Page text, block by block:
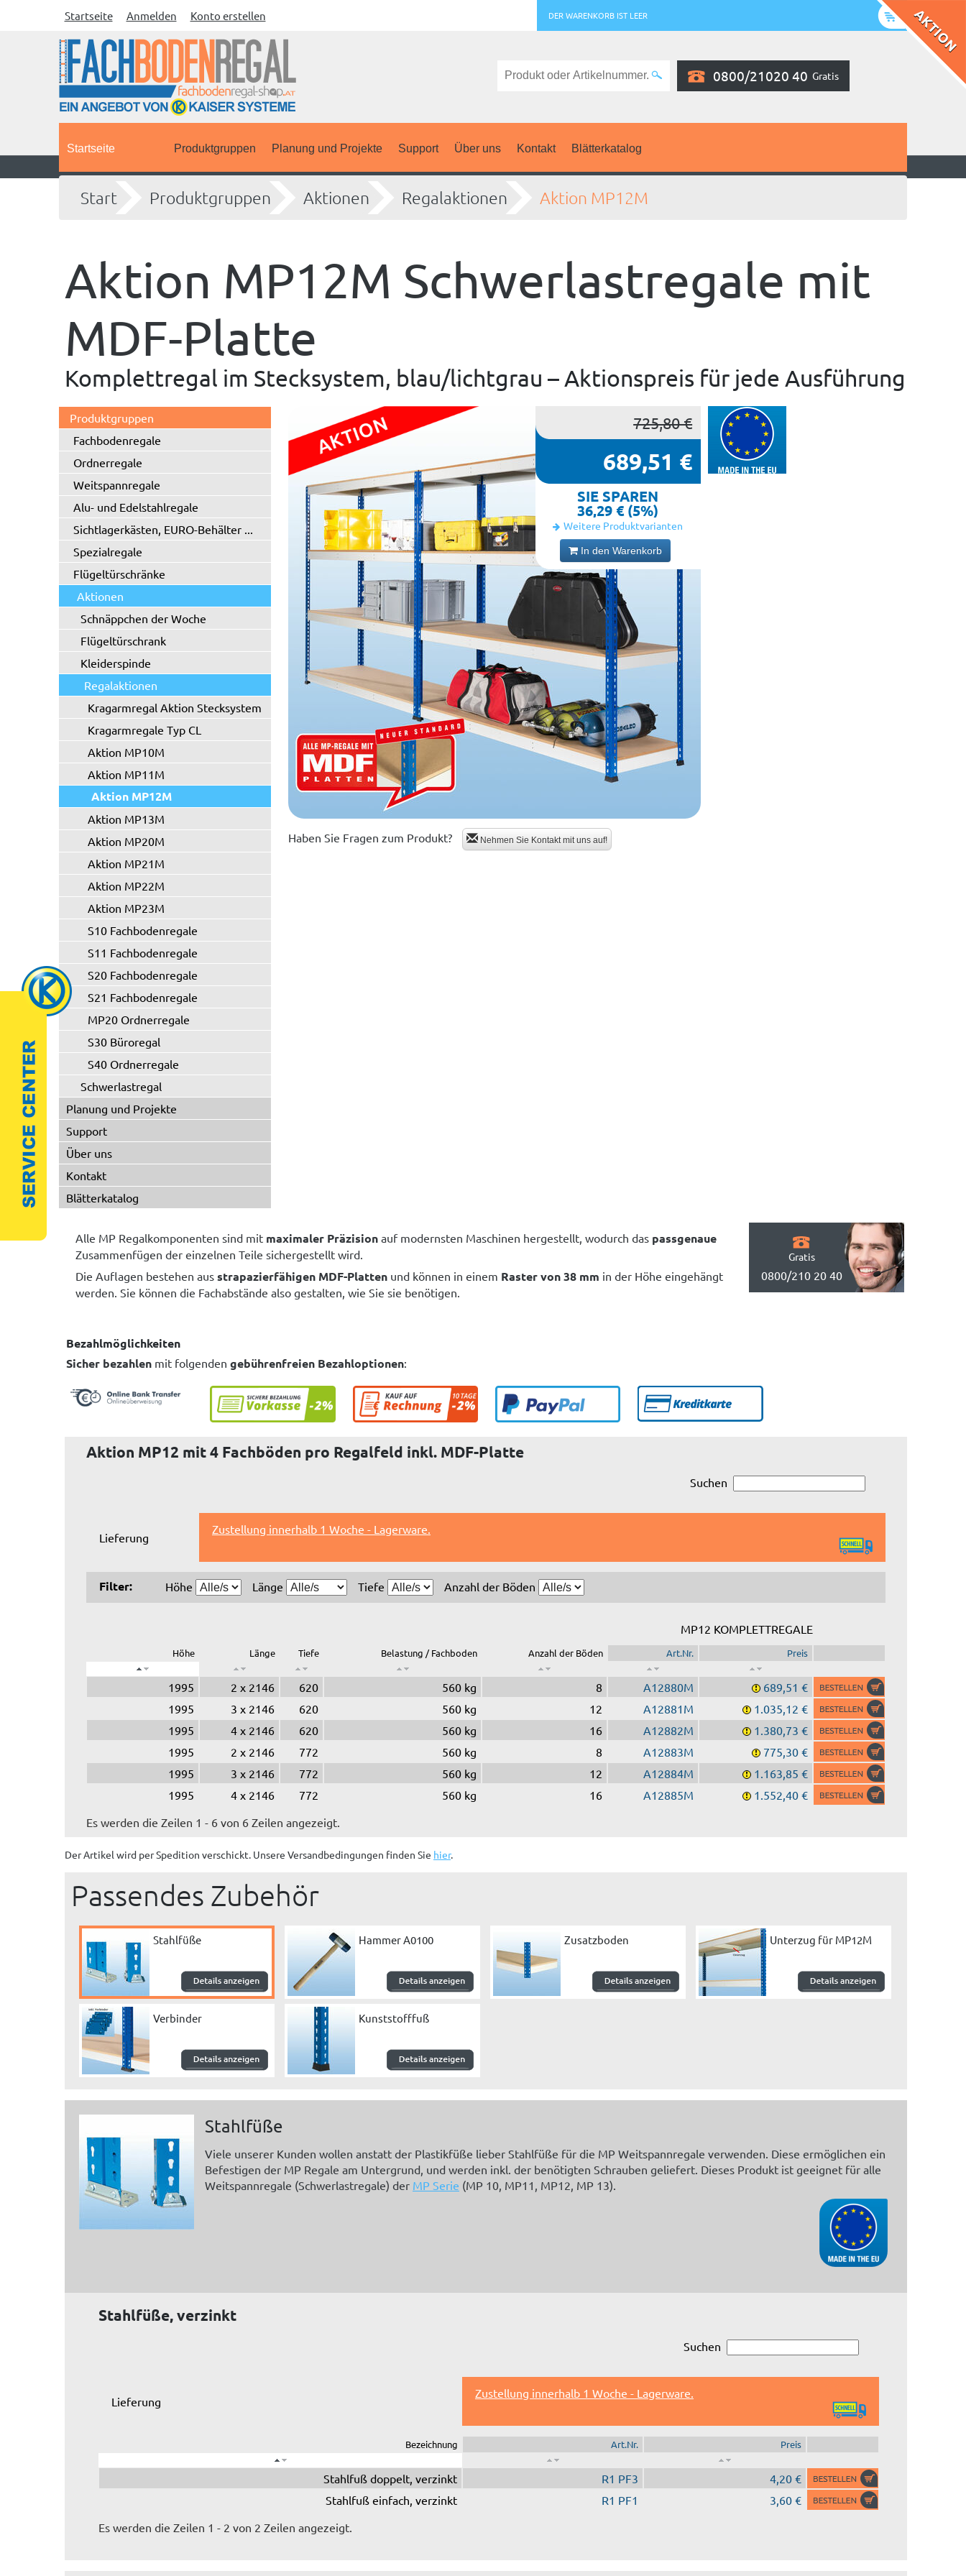
Startseite Anmelden Konto erstellen DER WARENKORB IST LEER
0800/21020 40 Gratis
Startseite Produktgruppen Planung und Projekte Support Über uns Kontakt Blätterkatalog
Start Produktgruppen Aktionen Regalaktionen Aktion MP12M
Aktion MP12M Schwerlastregale mit
MDF-Platte
Komplettregal im Stecksystem, blau/lichtgrau – Aktionspreis für jede Ausführung
Produktgruppen
Fachbodenregale
Ordnerregale
Weitspannregale
Alu- und Edelstahlregale
Sichtlagerkästen, EURO-Behälter ...
Spezialregale
Flügeltürschränke
Aktionen
Schnäppchen der Woche
Flügeltürschrank
Kleiderspinde
Regalaktionen
Kragarmregal Aktion Stecksystem
Kragarmregale Typ CL
Aktion MP10M
Aktion MP11M
Aktion MP12M
Aktion MP13M
Aktion MP20M
Aktion MP21M
Aktion MP22M
Aktion MP23M
S10 Fachbodenregale
S11 Fachbodenregale
S20 Fachbodenregale
S21 Fachbodenregale
MP20 Ordnerregale
S30 Büroregal
S40 Ordnerregale
Schwerlastregal
Planung und Projekte
Support
Über uns
Kontakt
Blätterkatalog
725,80 €
689,51 €
SIE SPAREN
36,29 € (5%)
Weitere Produktvarianten
In den Warenkorb
Haben Sie Fragen zum Produkt? Nehmen Sie Kontakt mit uns auf!
Alle MP Regalkomponenten sind mit maximaler Präzision auf modernsten Maschinen hergestellt, wodurch das passgenaue
Zusammenfügen der einzelnen Teile sichergestellt wird.
Die Auflagen bestehen aus strapazierfähigen MDF-Platten und können in einem Raster von 38 mm in der Höhe eingehängt
werden. Sie können die Fachabstände also gestalten, wie Sie sie benötigen.
Gratis
0800/210 20 40
Bezahlmöglichkeiten
Sicher bezahlen mit folgenden gebührenfreien Bezahloptionen:
Aktion MP12 mit 4 Fachböden pro Regalfeld inkl. MDF-Platte
Suchen
Lieferung
Zustellung innerhalb 1 Woche - Lagerware.
Filter: Höhe Länge Tiefe Anzahl der Böden
MP12 KOMPLETTREGALE
Höhe Länge Tiefe Belastung / Fachboden Anzahl der Böden Art.Nr. Preis
1995 2 x 2146 620 560 kg 8 A12880M
689,51 €
1995
3 x 2146 620 560 kg 12 A12881M
1.035,12 €
1995
4 x 2146 620 560 kg 16 A12882M
1.380,73 €
1995
2 x 2146 772 560 kg 8 A12883M
775,30 €
1995
3 x 2146 772 560 kg 12 A12884M
1.163,85 €
1995
4 x 2146 772 560 kg 16 A12885M
1.552,40 €
Es werden die Zeilen 1 - 6 von 6 Zeilen angezeigt.
Der Artikel wird per Spedition verschickt. Unsere Versandbedingungen finden Sie hier.
Passendes Zubehör
Stahlfüße Hammer A0100 Zusatzboden Unterzug für MP12M
Verbinder Kunststofffuß
Stahlfüße
Viele unserer Kunden wollen anstatt der Plastikfüße lieber Stahlfüße für die MP Weitspannregale verwenden. Diese ermöglichen ein
Befestigen der MP Regale am Untergrund, und werden inkl. der benötigten Schrauben geliefert. Dieses Produkt ist geeignet für alle
Weitspannregale (Schwerlastregale) der MP Serie (MP 10, MP11, MP12, MP 13).
Stahlfüße, verzinkt
Suchen
Lieferung
Zustellung innerhalb 1 Woche - Lagerware.
Bezeichnung Art.Nr. Preis
Stahlfuß doppelt, verzinkt R1 PF3
4,20 €
Stahlfuß einfach, verzinkt
R1 PF1
3,60 €
Es werden die Zeilen 1 - 2 von 2 Zeilen angezeigt.